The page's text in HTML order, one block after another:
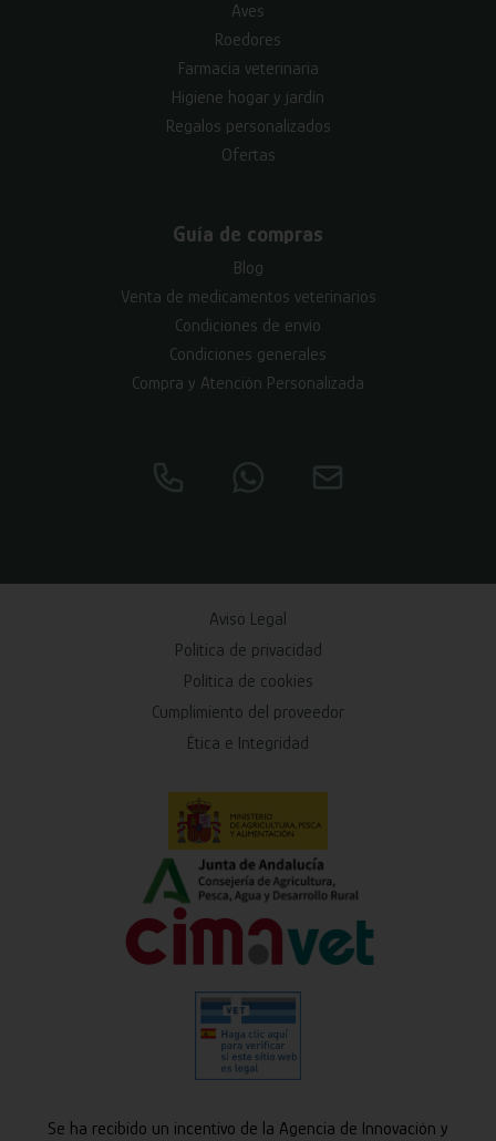
Aves
Roedores
Farmacia veterinaria
Higiene hogar y jardín
Regalos personalizados
Ofertas
Guía de compras
Blog
Venta de medicamentos veterinarios
Condiciones de envío
Condiciones generales
Compra y Atención Personalizada
Aviso Legal
Política de privacidad
Política de cookies
Cumplimiento del proveedor
Ética e Integridad
Se ha recibido un incentivo de la Agencia de Innovación y